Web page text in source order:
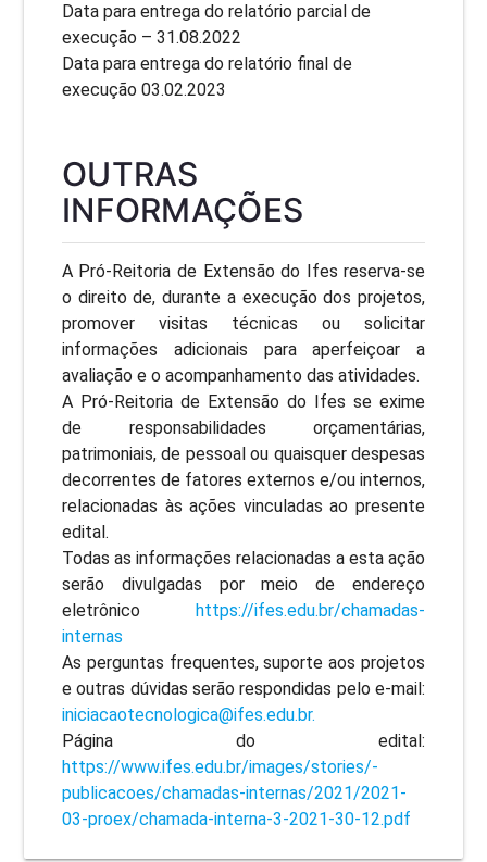
Data para entrega do relatório parcial de
execução – 31.08.2022
Data para entrega do relatório final de
execução 03.02.2023
OUTRAS
INFORMAÇÕES
A Pró-Reitoria de Extensão do Ifes reserva-se
o direito de, durante a execução dos projetos,
promover visitas técnicas ou solicitar
informações adicionais para aperfeiçoar a
avaliação e o acompanhamento das atividades.
A Pró-Reitoria de Extensão do Ifes se exime
de responsabilidades orçamentárias,
patrimoniais, de pessoal ou quaisquer despesas
decorrentes de fatores externos e/ou internos,
relacionadas às ações vinculadas ao presente
edital.
Todas as informações relacionadas a esta ação
serão divulgadas por meio de endereço
eletrônico
https://ifes.edu.br/chamadas-
internas
As perguntas frequentes, suporte aos projetos
e outras dúvidas serão respondidas pelo e-mail:
iniciacaotecnologica@ifes.edu.br.
Página do edital:
https://www.ifes.edu.br/images/stories/-
publicacoes/chamadas-internas/2021/2021-
03-proex/chamada-interna-3-2021-30-12.pdf